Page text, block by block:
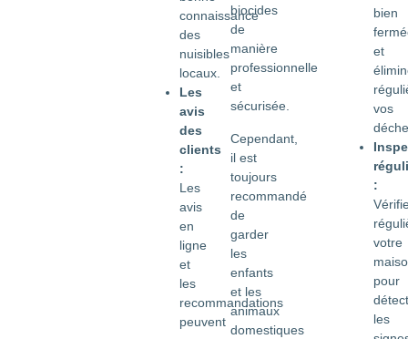
connaissance
des
nuisibles
locaux.
Les
avis
des
clients
:
Les
avis
en
ligne
et
les
recommandations
peuvent
biocides
de
manière
professionnelle
et
sécurisée.
Cependant,
il est
toujours
recommandé
de
garder
les
enfants
et les
animaux
domestiques
bien
et
vos
:
votre
pour
les